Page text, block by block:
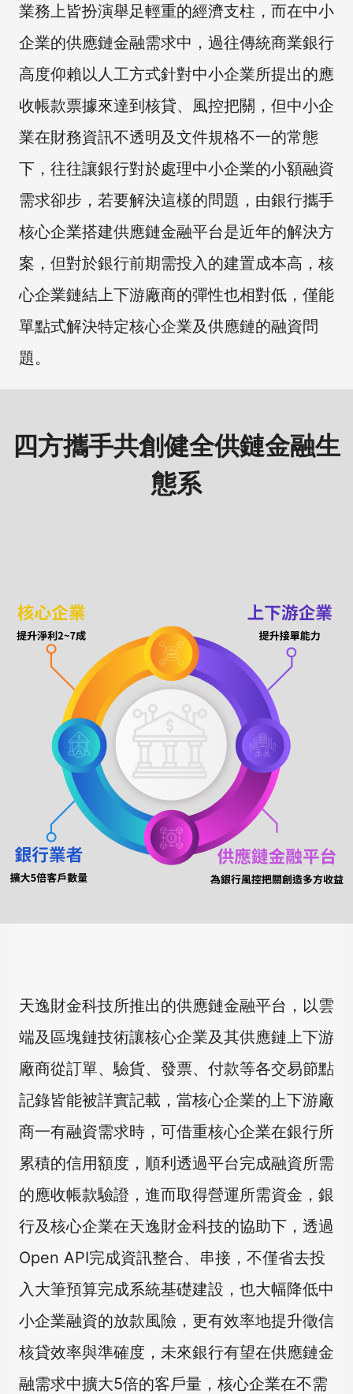
業務上皆扮演舉足輕重的經濟支柱，而在中小
企業的供應鏈金融需求中，過往傳統商業銀行
高度仰賴以人工方式針對中小企業所提出的應
收帳款票據來達到核貸、風控把關，但中小企
業在財務資訊不透明及文件規格不一的常態
下，往往讓銀行對於處理中小企業的小額融資
需求卻步，若要解決這樣的問題，由銀行攜手
核心企業搭建供應鏈金融平台是近年的解決方
案，但對於銀行前期需投入的建置成本高，核
心企業鏈結上下游廠商的彈性也相對低，僅能
單點式解決特定核心企業及供應鏈的融資問
題。
四方攜手共創健全供鏈金融生
態系
天逸財金科技所推出的供應鏈金融平台，以雲
端及區塊鏈技術讓核心企業及其供應鏈上下游
廠商從訂單、驗貨、發票、付款等各交易節點
記錄皆能被詳實記載，當核心企業的上下游廠
商一有融資需求時，可借重核心企業在銀行所
累積的信用額度，順利透過平台完成融資所需
的應收帳款驗證，進而取得營運所需資金，銀
行及核心企業在天逸財金科技的協助下，透過
Open API完成資訊整合、串接，不僅省去投
入大筆預算完成系統基礎建設，也大幅降低中
小企業融資的放款風險，更有效率地提升徵信
核貸效率與準確度，未來銀行有望在供應鏈金
融需求中擴大5倍的客戶量，核心企業在不需